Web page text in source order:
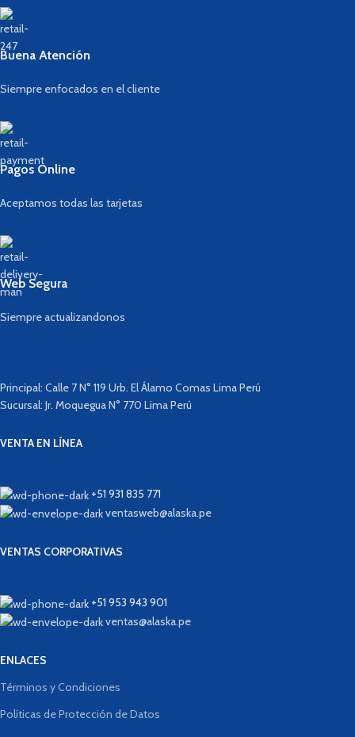
Buena Atención
Siempre enfocados en el cliente
Pagos Online
Aceptamos todas las tarjetas
Web Segura
Siempre actualizandonos
Principal: Calle 7 N° 119 Urb. El Álamo Comas Lima Perú
Sucursal: Jr. Moquegua N° 770 Lima Perú
VENTA EN LÍNEA
+51 931 835 771
ventasweb@alaska.pe
VENTAS CORPORATIVAS
+51 953 943 901
ventas@alaska.pe
ENLACES
Términos y Condiciones
Políticas de Protección de Datos